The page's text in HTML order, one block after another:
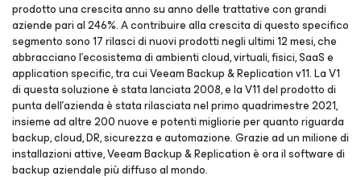
prodotto una crescita anno su anno delle trattative con grandi
aziende pari al 246%. A contribuire alla crescita di questo specifico
segmento sono 17 rilasci di nuovi prodotti negli ultimi 12 mesi, che
abbracciano l'ecosistema di ambienti cloud, virtuali, fisici, SaaS e
application specific, tra cui Veeam Backup & Replication v11. La V1
di questa soluzione è stata lanciata 2008, e la V11 del prodotto di
punta dell'azienda è stata rilasciata nel primo quadrimestre 2021,
insieme ad altre 200 nuove e potenti migliorie per quanto riguarda
backup, cloud, DR, sicurezza e automazione. Grazie ad un milione di
installazioni attive, Veeam Backup & Replication è ora il software di
backup aziendale più diffuso al mondo.